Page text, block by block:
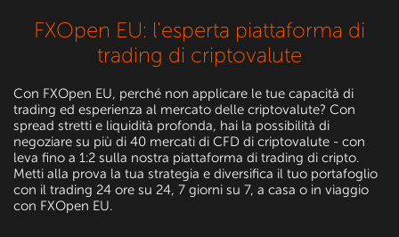
FXOpen EU: l'esperta piattaforma di
trading di criptovalute
Con FXOpen EU, perché non applicare le tue capacità di
trading ed esperienza al mercato delle criptovalute? Con
spread stretti e liquidità profonda, hai la possibilità di
negoziare su più di 40 mercati di CFD di criptovalute - con
leva fino a 1:2 sulla nostra piattaforma di trading di cripto.
Metti alla prova la tua strategia e diversifica il tuo portafoglio
con il trading 24 ore su 24, 7 giorni su 7, a casa o in viaggio
con FXOpen EU.